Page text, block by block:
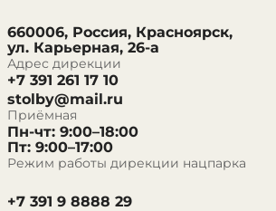
660006, Россия, Красноярск,
ул. Карьерная, 26-а
Адрес дирекции
+7 391 261 17 10
stolby@mail.ru
Приёмная
Пн-чт: 9:00–18:00
Пт: 9:00–17:00
Режим работы дирекции нацпарка
+7 391 9 8888 29